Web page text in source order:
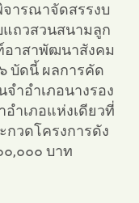
จารณาจัดสรรงบ
แถวสวนสนามลูก
อาสาพัฒนาสังคม
บัดนี้ ผลการคัด
จำอำเภอนางรอง
อำเภอแห่งเดียวที่
กวดโครงการดัง
๐,๐๐๐ บาท